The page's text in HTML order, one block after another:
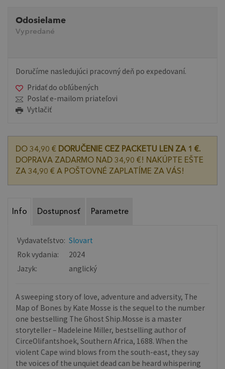
Odosielame
Vypredané
Doručíme nasledujúci pracovný deň po expedovaní.
Pridať do obľúbených
Poslať e-mailom priateľovi
Vytlačiť
DO 34,90 € DORUČENIE CEZ PACKETU LEN ZA 1 €.
DOPRAVA ZADARMO NAD 34,90 €! NAKÚPTE EŠTE
ZA 34,90 € A POŠTOVNÉ ZAPLATÍME ZA VÁS!
Info Dostupnosť Parametre
Vydavateľstvo: Slovart
Rok vydania:
2024
Jazyk:
anglický
A sweeping story of love, adventure and adversity, The
Map of Bones by Kate Mosse is the sequel to the number
one bestselling The Ghost Ship.Mosse is a master
storyteller – Madeleine Miller, bestselling author of
CirceOlifantshoek, Southern Africa, 1688. When the
violent Cape wind blows from the south-east, they say
the voices of the unquiet dead can be heard whispering